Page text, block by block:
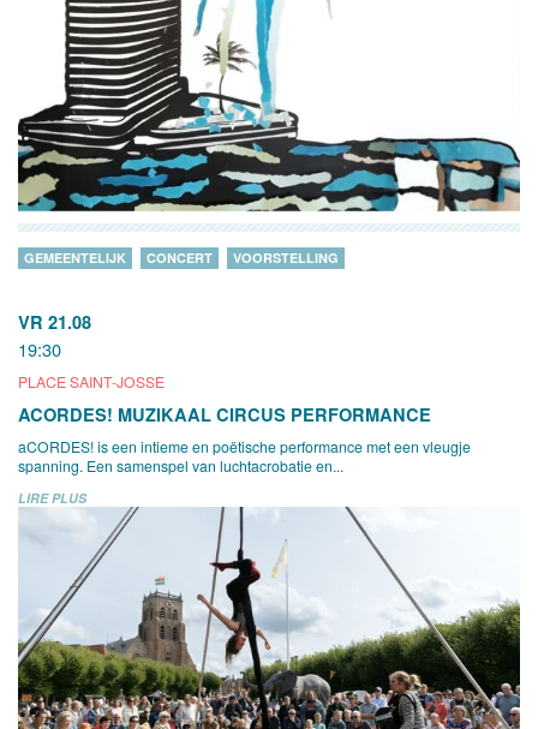
VR 21.08
19:30
PLACE SAINT-JOSSE
GEMEENTELIJK CONCERT VOORSTELLING
ACORDES! MUZIKAAL CIRCUS PERFORMANCE
aCORDES! is een intieme en poëtische performance met een vleugje
spanning. Een samenspel van luchtacrobatie en...
LIRE PLUS